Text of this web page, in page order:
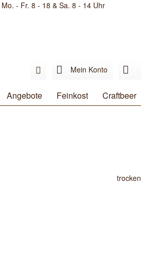
Mo. - Fr. 8 - 18 & Sa. 8 - 14 Uhr
Mein Konto
Angebote Feinkost Craftbeer
trocken